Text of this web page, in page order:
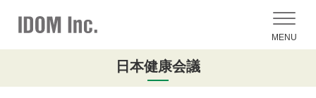
MENU
日本健康会議